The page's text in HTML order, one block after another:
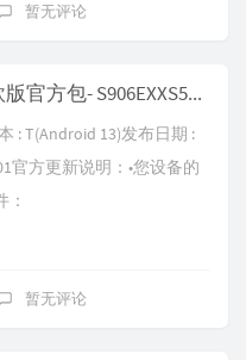
暂无评论
三星Galaxy S22+ (SM-S906E)欧版官方包- S906EXXS5CWE7
: T(Android 13)发布日期 :
官方更新说明：•您设备的
暂无评论